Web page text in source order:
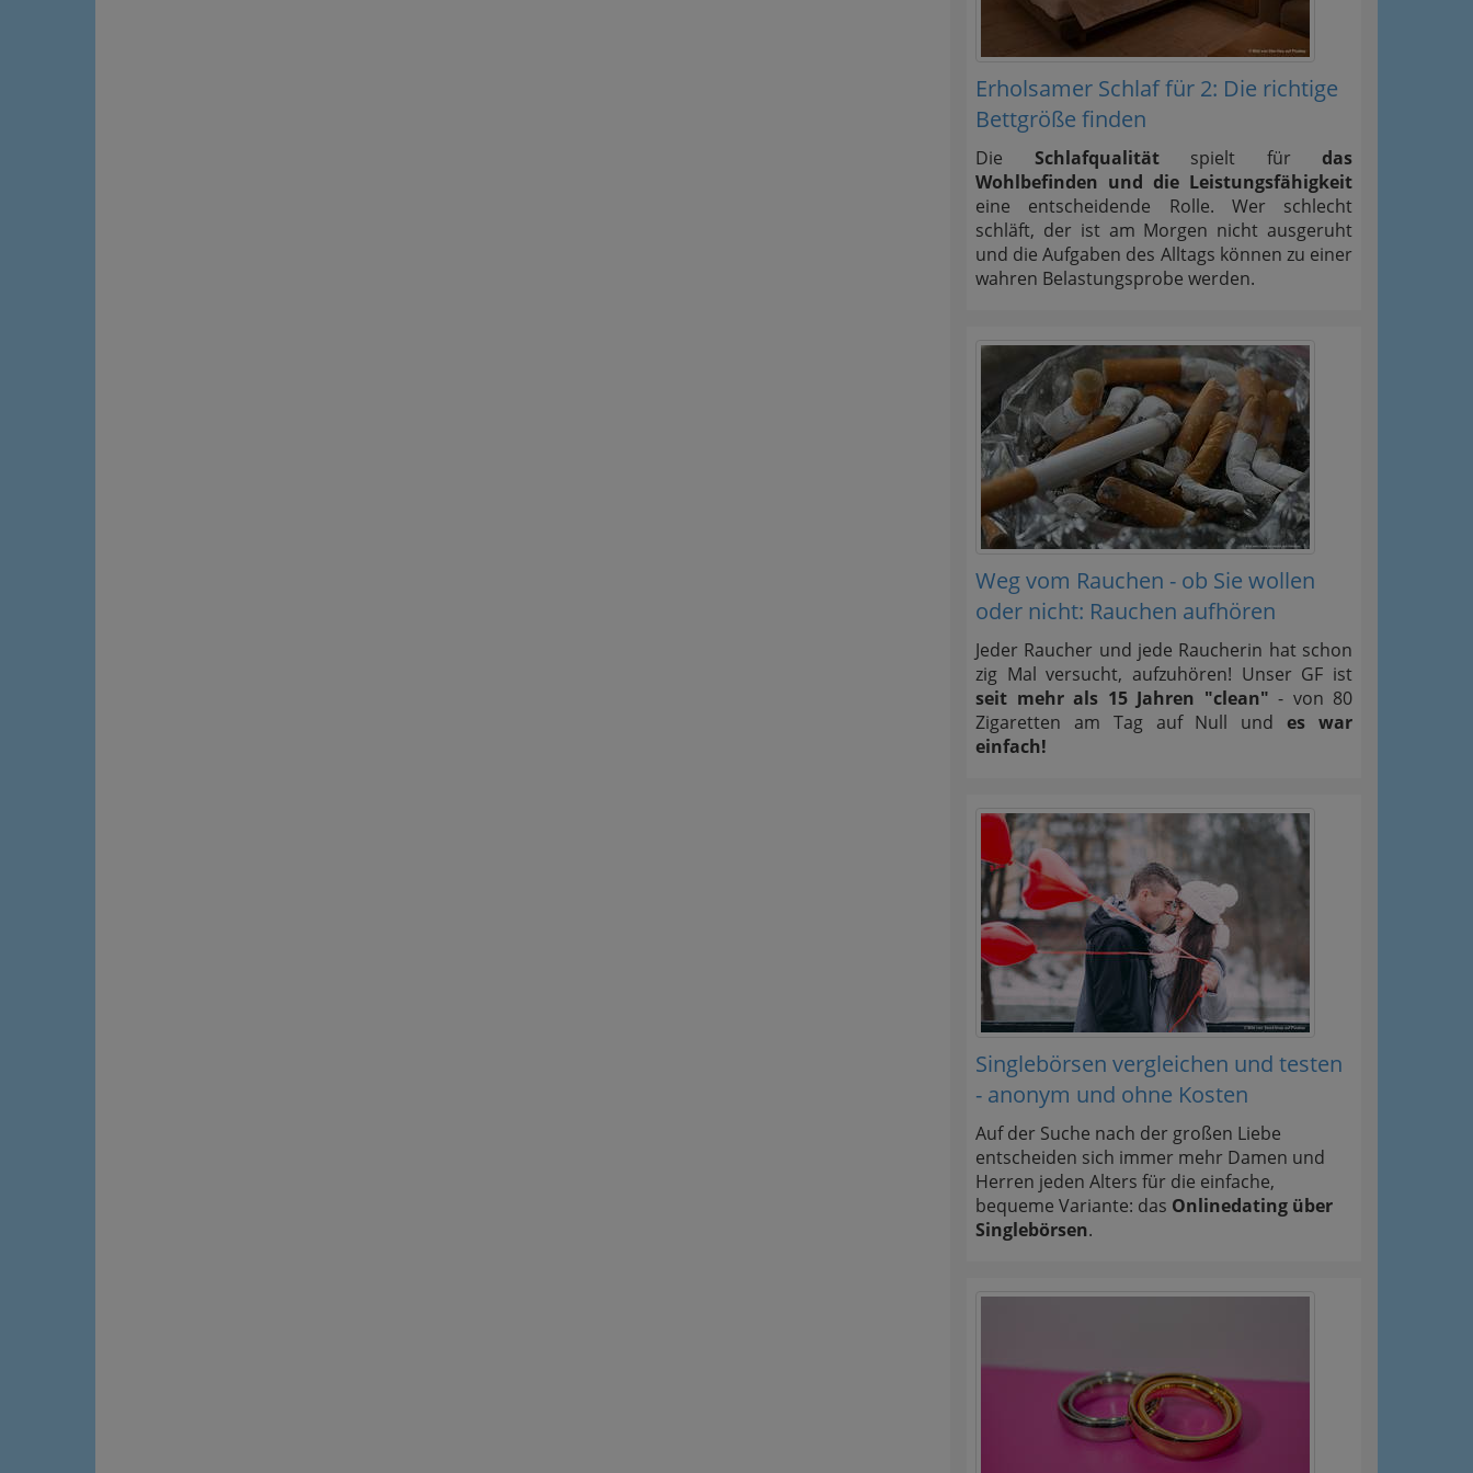
Erholsamer Schlaf für 2: Die richtige
Bettgröße finden
Die Schlafqualitätspielt für das
Wohlbefinden und die Leistungsfähigkeit
eine entscheidende Rolle. Wer schlecht
schläft, der ist am Morgen nicht ausgeruht
und die Aufgaben des Alltags können zu einer
wahren Belastungsprobe werden.
Weg vom Rauchen - ob Sie wollen
oder nicht: Rauchen aufhören
Jeder Raucher und jede Raucherin hat schon
zig Mal versucht, aufzuhören! Unser GF ist
seit mehr als 15 Jahren "clean" - von 80
Zigaretten am Tag auf Null undes war
einfach!
Singlebörsen vergleichen und testen
- anonym und ohne Kosten
Auf der Suche nach der großen Liebe
entscheiden sich immer mehr Damen und
Herren jeden Alters für die einfache,
bequeme Variante: das Onlinedating über
Singlebörsen.